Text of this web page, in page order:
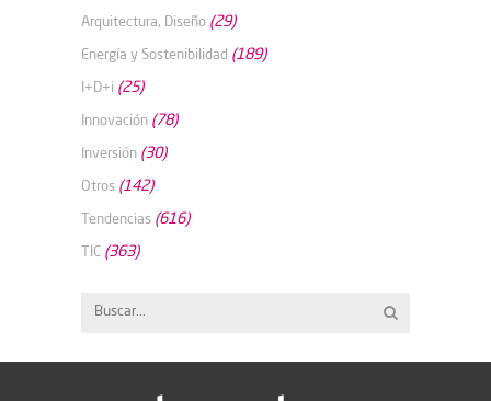
Arquitectura, Diseño (29)
Energía y Sostenibilidad (189)
I+D+i (25)
Innovación (78)
Inversión (30)
Otros (142)
Tendencias (616)
TIC (363)